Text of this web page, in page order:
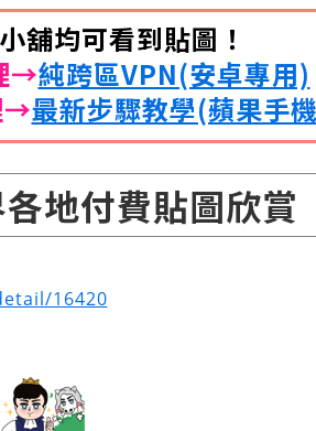
舖均可看到貼圖！
→純跨區VPN(安卓專用)
→最新步驟教學(蘋果手
地付費貼圖欣賞
16420